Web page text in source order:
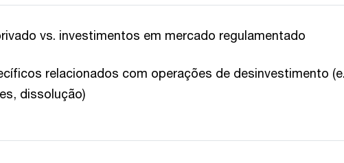
vs. investimentos em mercado regulamentado
relacionados com operações de desinvestimento
dissolução)